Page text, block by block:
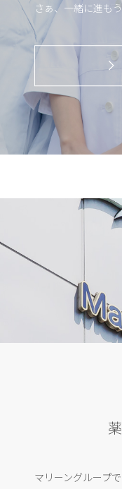
さぁ、一緒に進もう
マリーングループ